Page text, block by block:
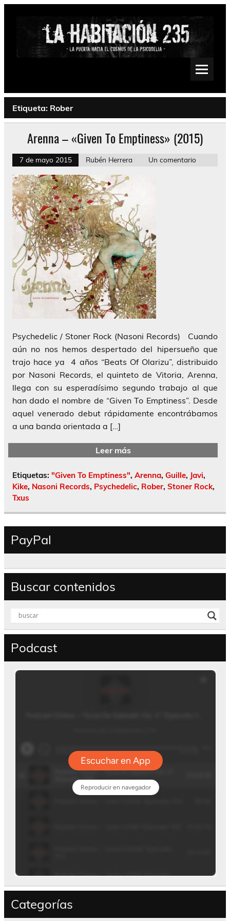
Saltar
Psychedelic, Stoner, Doom, Sludge, Fuzz, Space, Drone
Etiqueta: Rober
Arenna – «Given To Emptiness» (2015)
7 de mayo 2015 Rubén Herrera Un comentario
Psychedelic / Stoner Rock (Nasoni Records) Cuando
aún no nos hemos despertado del hipersueño que
trajo hace ya 4 años “Beats Of Olarizu”, distribuido
por Nasoni Records, el quinteto de Vitoria, Arenna,
llega con su esperadísimo segundo trabajo al que
han dado el nombre de “Given To Emptiness”. Desde
aquel venerado debut rápidamente encontrábamos
a una banda orientada a […]
Leer más
Etiquetas: "Given To Emptiness", Arenna, Guille, Javi,
Kike, Nasoni Records, Psychedelic, Rober, Stoner Rock,
Txus
PayPal
Buscar contenidos
Podcast
Categorías